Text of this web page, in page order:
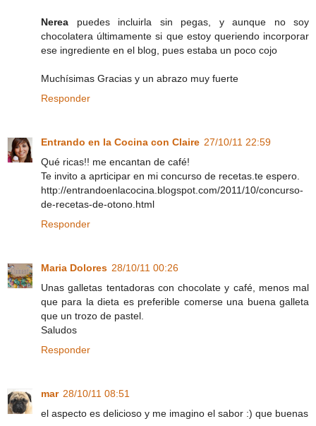
Nerea puedes incluirla sin pegas, y aunque no soy
chocolatera últimamente si que estoy queriendo incorporar
ese ingrediente en el blog, pues estaba un poco cojo
Muchísimas Gracias y un abrazo muy fuerte
Responder
Entrando en la Cocina con Claire 27/10/11 22:59
Qué ricas!! me encantan de café!
Te invito a aprticipar en mi concurso de recetas.te espero.
http://entrandoenlacocina.blogspot.com/2011/10/concurso-
de-recetas-de-otono.html
Responder
Maria Dolores 28/10/11 00:26
Unas galletas tentadoras con chocolate y café, menos mal
que para la dieta es preferible comerse una buena galleta
que un trozo de pastel.
Saludos
Responder
mar 28/10/11 08:51
el aspecto es delicioso y me imagino el sabor :) que buenas